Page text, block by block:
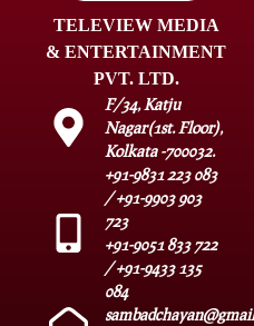
TELEVIEW MEDIA
& ENTERTAINMENT
PVT. LTD.
F/34, Katju
Nagar(1st. Floor),
Kolkata -700032.
+91-9831 223 083
/ +91-9903 903
723
+91-9051 833 722
/ +91-9433 135
084